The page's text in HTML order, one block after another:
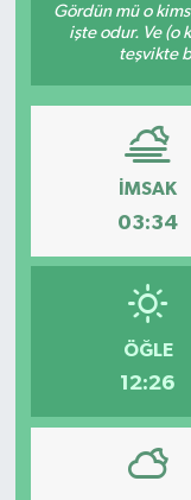
Gördün mü o
işte odur. Ve (o
teşvikte
İMSAK
03:34
ÖĞLE
12:26